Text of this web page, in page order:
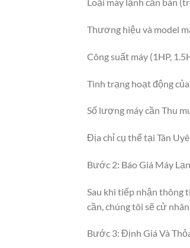
Thương hiệu và model
Công suất máy (1HP,
Tình trạng hoạt động
Số lượng máy cần Thu
Địa chỉ cụ thể tại Tân
Bước 2: Báo Giá Máy
Sau khi tiếp nhận thông
cần, chúng tôi sẽ cử
Bước 3: Định Giá Và